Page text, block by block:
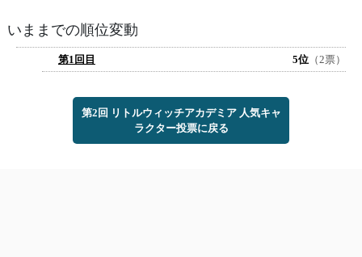
いままでの順位変動
第1回目 5位 （2票）
第2回 リトルウィッチアカデミア 人気キャ
ラクター投票に戻る